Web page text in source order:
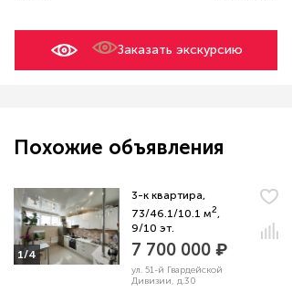
Заказать экскурсию
Похожие объявления
1/4
3-к квартира,
73/46.1/10.1 м2,
9/10 эт.
7 700 000 ₽
ул. 51-й Гвардейской
Дивизии, д.30